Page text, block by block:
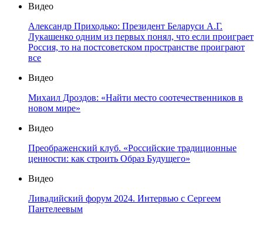
Видео
Александр Приходько: Президент Беларуси А.Г.
Лукашенко одним из первых понял, что если проиграет
Россия, то на постсоветском пространстве проиграют
все
Видео
Михаил Дроздов: «Найти место соотечественников в
новом мире»
Видео
Преображенский клуб. «Российские традиционные
ценности: как строить Образ Будущего»
Видео
Ливадийский форум 2024. Интервью с Сергеем
Пантелеевым